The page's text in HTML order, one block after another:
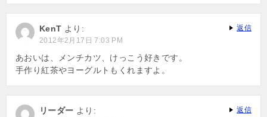
KenT より:
2012年2月17日 7:03 PM
あおいは、メンチカツ、けっこう好きです。
手作り紅茶やヨーグルトもくれますよ。
返信
リーダー より: 返信